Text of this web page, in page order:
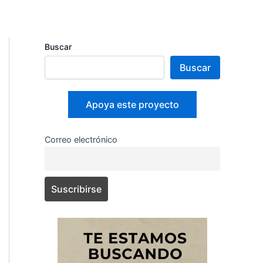
Buscar
Buscar
Apoya este proyecto
Correo electrónico